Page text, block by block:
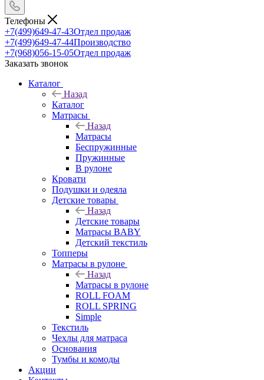
Телефоны
+7(499)649-47-43Отдел продаж
+7(499)649-47-44Производство
+7(968)056-15-05Отдел продаж
Заказать звонок
Каталог
Назад
Каталог
Матрасы
Назад
Матрасы
Беспружинные
Пружинные
В рулоне
Кровати
Подушки и одеяла
Детские товары
Назад
Детские товары
Матрасы BABY
Детский текстиль
Топперы
Матрасы в рулоне
Назад
Матрасы в рулоне
ROLL FOAM
ROLL SPRING
Simple
Текстиль
Чехлы для матраса
Основания
Тумбы и комоды
Акции